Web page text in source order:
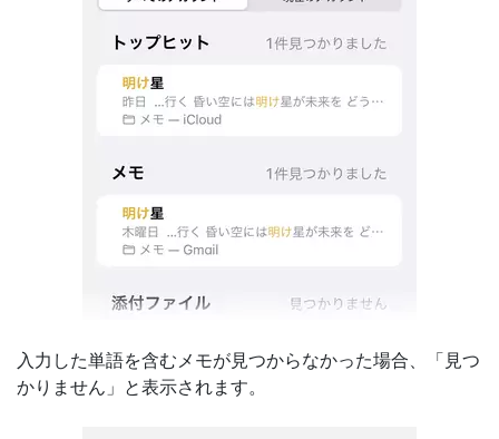
入力した単語を含むメモが見つからなかった場合、「見つ
かりません」と表示されます。